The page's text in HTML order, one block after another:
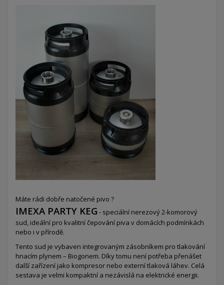
Máte rádi dobře natočené pivo ?
IMEXA PARTY KEG - speciální nerezový 2-komorový
sud, ideální pro kvalitní čepování piva v domácích podmínkách
nebo i v přírodě.
Tento sud je vybaven integrovaným zásobníkem pro tlakování
hnacím plynem – Biogonem. Díky tomu není potřeba přenášet
další zařízení jako kompresor nebo externí tlaková láhev. Celá
sestava je velmi kompaktní a nezávislá na elektrické energii.